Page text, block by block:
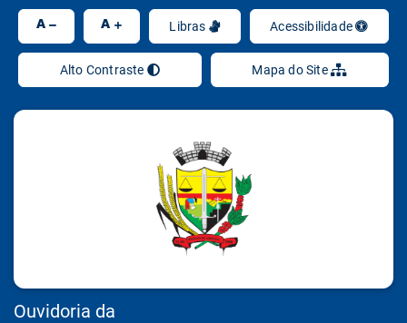
A A Libras Acessibilidade
Alto Contraste Mapa do Site
Ouvidoria da